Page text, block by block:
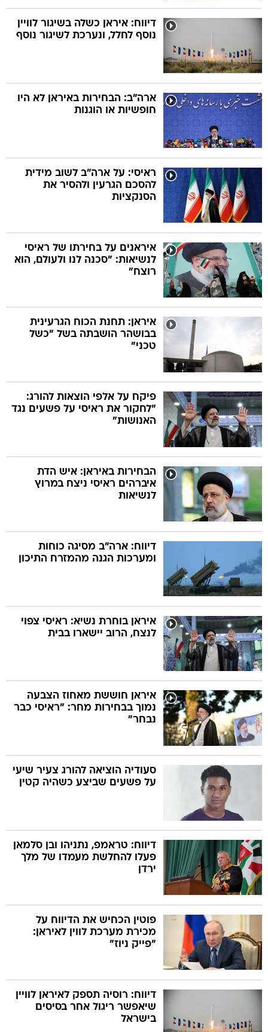
דיווח: איראן כשלה בשיגור לוויין
נוסף לחלל, ונערכת לשיגור נוסף
ארה"ב: הבחירות באיראן לא היו
חופשיות או הוגנות
ראיסי: על ארה"ב לשוב מידית
להסכם הגרעין ולהסיר את
הסנקציות
איראנים על בחירתו של ראיסי
לנשיאות: "סכנה לנו ולעולם, הוא
רוצח"
איראן: תחנת הכוח הגרעינית
בבושהר הושבתה בשל "כשל
טכני"
פיקח על אלפי הוצאות להורג:
"לחקור את ראיסי על פשעים נגד
האנושות"
הבחירות באיראן: איש הדת
איברהים ראיסי ניצח במרוץ
לנשיאות
דיווח: ארה"ב מסיגה כוחות
ומערכות הגנה מהמזרח התיכון
איראן בוחרת נשיא: ראיסי צפוי
לנצח, הרוב יישארו בבית
איראן חוששת מאחוז הצבעה
נמוך בבחירות מחר: "ראיסי כבר
נבחר"
סעודיה הוציאה להורג צעיר שיעי
על פשעים שביצע כשהיה קטין
דיווח: טראמפ, נתניהו ובן סלמאן
פעלו להחלשת מעמדו של מלך
ירדן
פוטין הכחיש את הדיווח על
מכירת מערכת לווין לאיראן:
"פייק ניוז"
דיווח: רוסיה תספק לאיראן לוויין
שיאפשר ריגול אחר בסיסים
בישראל